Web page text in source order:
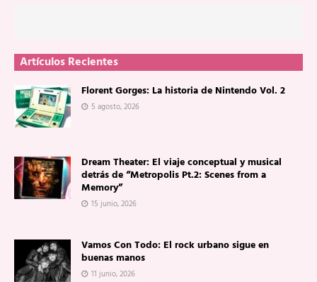
Artículos Recientes
Florent Gorges: La historia de Nintendo Vol. 2
5 agosto, 2026
Dream Theater: El viaje conceptual y musical
detrás de “Metropolis Pt.2: Scenes from a
Memory”
15 junio, 2026
Vamos Con Todo: El rock urbano sigue en
buenas manos
11 junio, 2026